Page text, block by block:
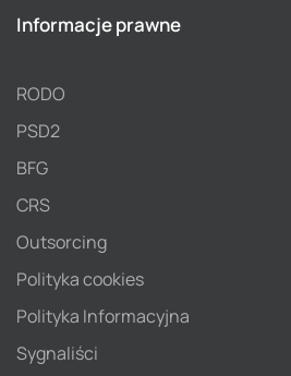
Informacje prawne
RODO
PSD2
BFG
CRS
Outsorcing
Polityka cookies
Polityka Informacyjna
Sygnaliści